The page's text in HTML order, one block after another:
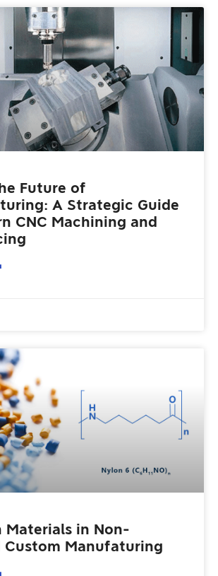
Future of
A Strategic Guide
CNC Machining and
Materials in Non-
Custom Manufaturing